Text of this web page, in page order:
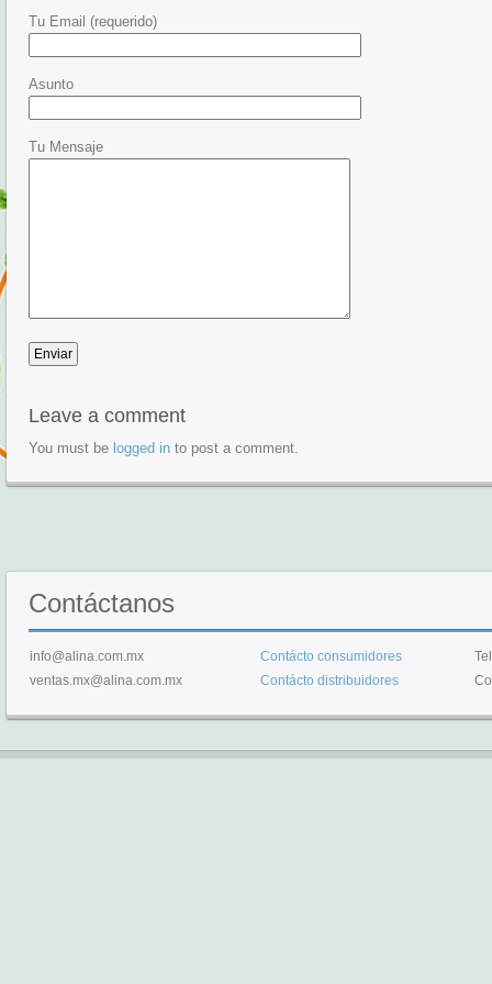
Tu Email (requerido)
Asunto
Tu Mensaje
Leave a comment
You must be logged in to post a comment.
Contáctanos
info@alina.com.mx Contácto consumidores
ventas.mx@alina.com.mx
Contácto distribuidores